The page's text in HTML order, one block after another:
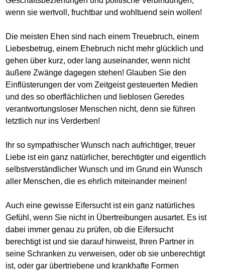
wenn sie wertvoll, fruchtbar und wohltuend sein wollen!
Die meisten Ehen sind nach einem Treuebruch, einem
Liebesbetrug, einem Ehebruch nicht mehr glücklich und
gehen über kurz, oder lang auseinander, wenn nicht
äußere Zwänge dagegen stehen! Glauben Sie den
Einflüsterungen der vom Zeitgeist gesteuerten Medien
und des so oberflächlichen und lieblosen Geredes
verantwortungsloser Menschen nicht, denn sie führen
letztlich nur ins Verderben!
Ihr so sympathischer Wunsch nach aufrichtiger, treuer
Liebe ist ein ganz natürlicher, berechtigter und eigentlich
selbstverständlicher Wunsch und im Grund ein Wunsch
aller Menschen, die es ehrlich miteinander meinen!
Auch eine gewisse Eifersucht ist ein ganz natürliches
Gefühl, wenn Sie nicht in Übertreibungen ausartet. Es ist
dabei immer genau zu prüfen, ob die Eifersucht
berechtigt ist und sie darauf hinweist, Ihren Partner in
seine Schranken zu verweisen, oder ob sie unberechtigt
ist, oder gar übertriebene und krankhafte Formen